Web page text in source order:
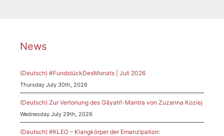
News
(Deutsch) #FundstückDesMonats | Juli 2026
Thursday July 30th, 2026
(Deutsch) Zur Vertonung des Gāyatrī-Mantra von Zuzanna Koziej
Wednesday July 29th, 2026
(Deutsch) #KLEO – Klangkörper der Emanzipation: